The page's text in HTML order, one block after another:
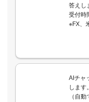
答えし
受付時
※FX、
AIチャ
します。
（自